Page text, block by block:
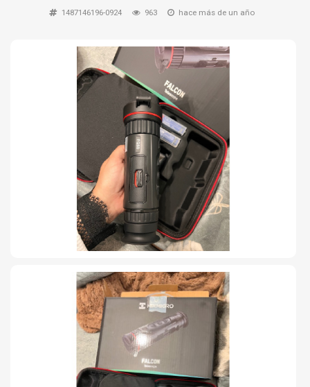
AIRE COMPRIMIDO
OTRAS ARMAS
1487146196-0924 963 hace más de un año